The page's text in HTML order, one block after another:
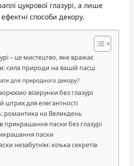
цукрової глазурі, а лише
способи декору.
– це мистецтво, яке вражає
сила природи на вашій пасці
для природного декору?
візерунки без глазурі
штрих для елегантності
романтика на Великдень
прикрашання паски без глазурі
паски
незабутнім: кілька секретів